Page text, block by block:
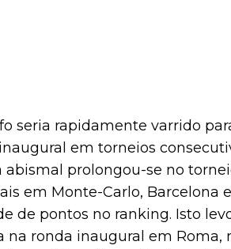
seria rapidamente varrido
em torneios
abismal prolongou-se no
em Monte-Carlo, Barcelona
de pontos no ranking. Isto
na ronda inaugural em Roma,